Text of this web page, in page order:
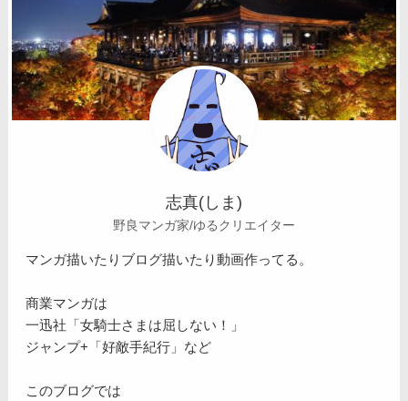
志真(しま)
野良マンガ家/ゆるクリエイター
マンガ描いたりブログ描いたり動画作ってる。
商業マンガは
一迅社「女騎士さまは屈しない！」
ジャンプ+「好敵手紀行」など
このブログでは